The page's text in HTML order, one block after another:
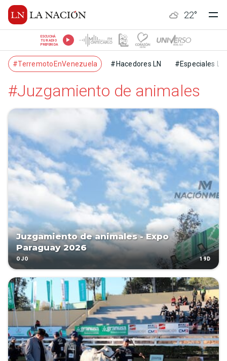
22°
ESCUCHÁ
TU RADIO
PREFERIDA
#TerremotoEnVenezuela #Hacedores LN #Especiales LN
#Juzgamiento de animales
Juzgamiento de animales - Expo
Paraguay 2026
OJO 19D